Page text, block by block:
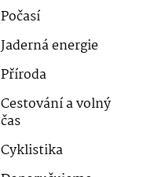
Počasí
Jaderná energie
Příroda
Cestování a volný
čas
Cyklistika